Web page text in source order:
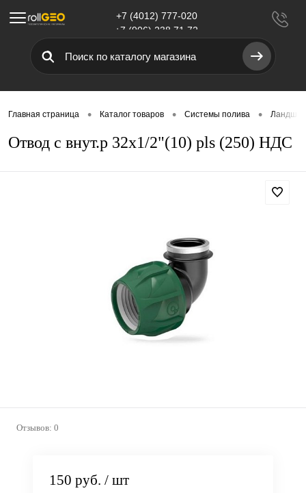
Меню
+7 (4012) 777-020
+7 (906) 238 71 72
Главная страница • Каталог товаров • Системы полива •
Отвод с внут.р 32x1/2"(10) pls (250) НДС
Отзывов: 0
150 руб. / шт